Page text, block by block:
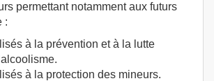
permettant notamment aux futurs
:
à la prévention et à la lutte
à la protection des mineurs.